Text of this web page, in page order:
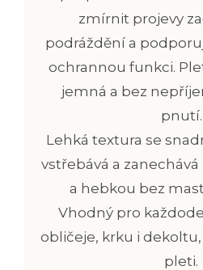
zmírnit projevy
podráždění a
ochrannou funkci.
jemná a bez
pnutí.
Lehká textura se
vstřebává a
a hebkou bez
Vhodný pro
obličeje, krku i
pleti.